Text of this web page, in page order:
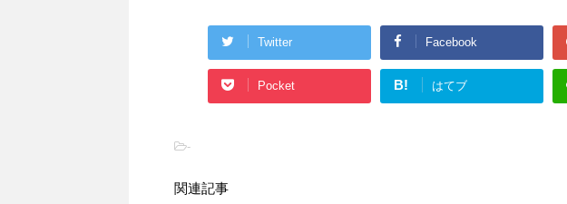
Twitter Facebook
Pocket B! はてブ
-
関連記事